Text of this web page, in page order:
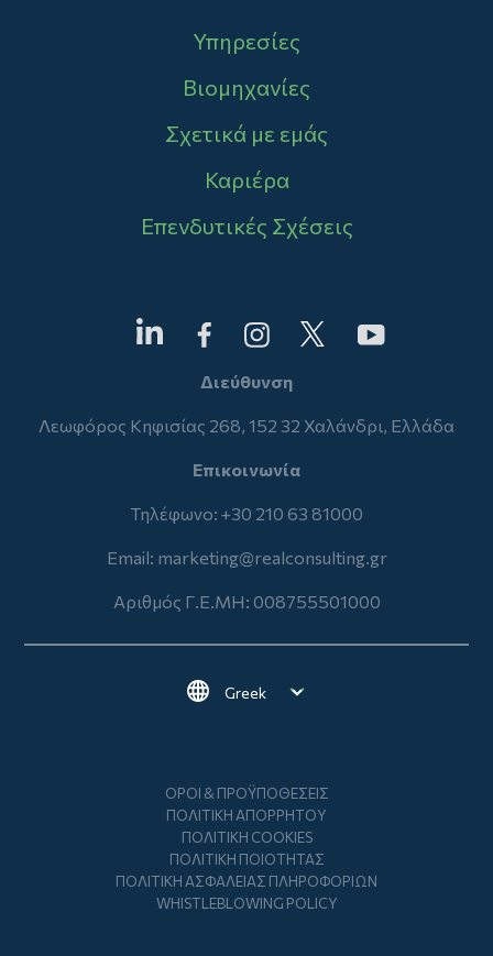
Υπηρεσίες
Βιομηχανίες
Σχετικά με εμάς
Καριέρα
Επενδυτικές Σχέσεις
Διεύθυνση
Λεωφόρος Κηφισίας 268, 152 32 Χαλάνδρι, Ελλάδα
Επικοινωνία
Τηλέφωνο: +30 210 63 81000
Email: marketing@realconsulting.gr
Αριθμός Γ.Ε.ΜΗ: 008755501000
Select your language
ΌΡΟΙ & ΠΡΟΫΠΟΘΈΣΕΙΣ
ΠΟΛΙΤΙΚΉ ΑΠΟΡΡΉΤΟΥ
ΠΟΛΙΤΙΚΉ COOKIES
ΠΟΛΙΤΙΚΉ ΠΟΙΌΤΗΤΑΣ
ΠΟΛΙΤΙΚΉ ΑΣΦΆΛΕΙΑΣ ΠΛΗΡΟΦΟΡΙΏΝ
WHISTLEBLOWING POLICY